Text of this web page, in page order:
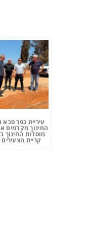
עיריית כפר
החינוך מקדמים
מוסדות החינוך
קריית